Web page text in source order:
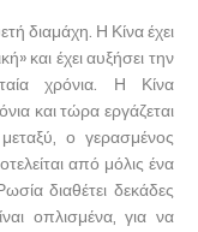
διαμάχη. Η Κίνα έχει
και έχει αυξήσει την
χρόνια. Η Κίνα
και τώρα εργάζεται
ο γερασμένος
από μόλις ένα
διαθέτει δεκάδες
οπλισμένα, για να